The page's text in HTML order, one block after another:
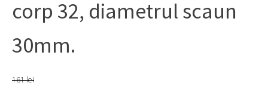
corp 32, diametrul scaun
30mm.
161lei